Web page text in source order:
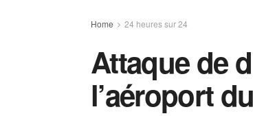
Home 24 heures sur 24
Attaque de
l’aéroport